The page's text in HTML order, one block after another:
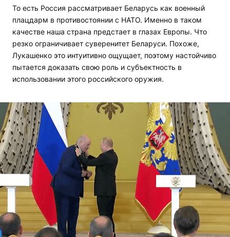
То есть Россия рассматривает Беларусь как военный
плацдарм в противостоянии с НАТО. Именно в таком
качестве наша страна предстает в глазах Европы. Что
резко ограничивает суверенитет Беларуси. Похоже,
Лукашенко это интуитивно ощущает, поэтому настойчиво
пытается доказать свою роль и субъектность в
использовании этого российского оружия.